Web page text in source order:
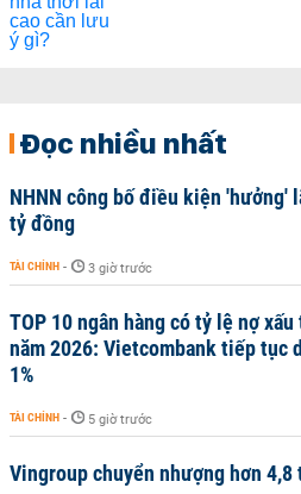
Đọc nhiều nhất
NHNN công bố điều kiện 'hưởng'
tỷ đồng
TÀI CHÍNH - 3 giờ trước
TOP 10 ngân hàng có tỷ lệ nợ
năm 2026: Vietcombank tiếp tục
1%
TÀI CHÍNH - 5 giờ trước
Vingroup chuyển nhượng hơn